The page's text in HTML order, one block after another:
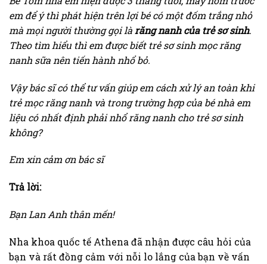
em để ý thì phát hiện trên lợi bé có một đốm trắng nhỏ
mà mọi người thường gọi làrăng nanh của trẻ sơ sinh.
Theo tìm hiểu thì em được biết trẻ sơ sinh mọc răng
nanh sữa nên tiến hành nhổ bỏ.
Vậy bác sĩ có thể tư vấn giúp em cách xử lý an toàn khi
trẻ mọc răng nanh và trong trường hợp của bé nhà em
liệu có nhất định phải nhổ răng nanh cho trẻ sơ sinh
không?
Em xin cảm ơn bác sĩ
Trả lời:
Bạn Lan Anh thân mến!
Nha khoa quốc tế Athena đã nhận được câu hỏi của
bạn và rất đồng cảm với nỗi lo lắng của bạn về vấn